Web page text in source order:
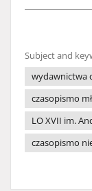
Subject and
wydawnictwa
czasopismo
LO XVII im.
czasopismo